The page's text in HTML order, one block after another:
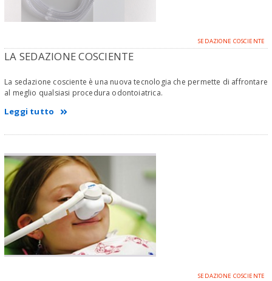
SEDAZIONE COSCIENTE
LA SEDAZIONE COSCIENTE
La sedazione cosciente è una nuova tecnologia che permette di affrontare
al meglio qualsiasi procedura odontoiatrica.
Leggi tutto
SEDAZIONE COSCIENTE